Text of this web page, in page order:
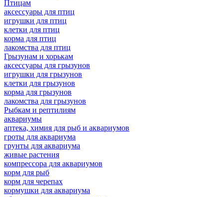
Птицам
аксессуары для птиц
игрушки для птиц
клетки для птиц
корма для птиц
лакомства для птиц
Грызунам и хорькам
аксессуары для грызунов
игрушки для грызунов
клетки для грызунов
корма для грызунов
лакомства для грызунов
Рыбкам и рептилиям
аквариумы
аптека, химия для рыб и аквариумов
гроты для аквариума
грунты для аквариума
живые растения
компрессора для аквариумов
корм для рыб
корм для черепах
кормушки для аквариума